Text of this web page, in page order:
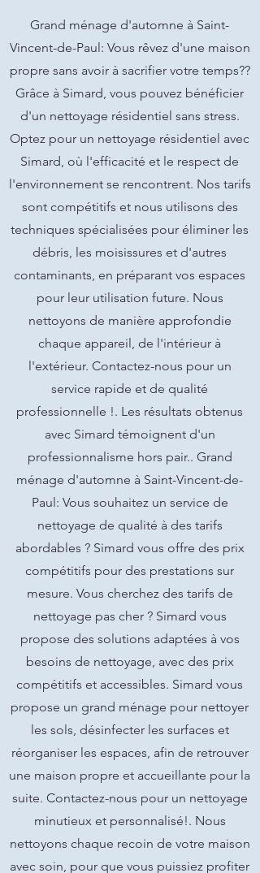
Grand ménage d'automne à Saint-
Vincent-de-Paul: Vous rêvez d'une maison
propre sans avoir à sacrifier votre temps??
Grâce à Simard, vous pouvez bénéficier
d'un nettoyage résidentiel sans stress.
Optez pour un nettoyage résidentiel avec
Simard, où l'efficacité et le respect de
l'environnement se rencontrent. Nos tarifs
sont compétitifs et nous utilisons des
techniques spécialisées pour éliminer les
débris, les moisissures et d'autres
contaminants, en préparant vos espaces
pour leur utilisation future. Nous
nettoyons de manière approfondie
chaque appareil, de l'intérieur à
l'extérieur. Contactez-nous pour un
service rapide et de qualité
professionnelle !. Les résultats obtenus
avec Simard témoignent d'un
professionnalisme hors pair.. Grand
ménage d'automne à Saint-Vincent-de-
Paul: Vous souhaitez un service de
nettoyage de qualité à des tarifs
abordables ? Simard vous offre des prix
compétitifs pour des prestations sur
mesure. Vous cherchez des tarifs de
nettoyage pas cher ? Simard vous
propose des solutions adaptées à vos
besoins de nettoyage, avec des prix
compétitifs et accessibles. Simard vous
propose un grand ménage pour nettoyer
les sols, désinfecter les surfaces et
réorganiser les espaces, afin de retrouver
une maison propre et accueillante pour la
suite. Contactez-nous pour un nettoyage
minutieux et personnalisé!. Nous
nettoyons chaque recoin de votre maison
avec soin, pour que vous puissiez profiter